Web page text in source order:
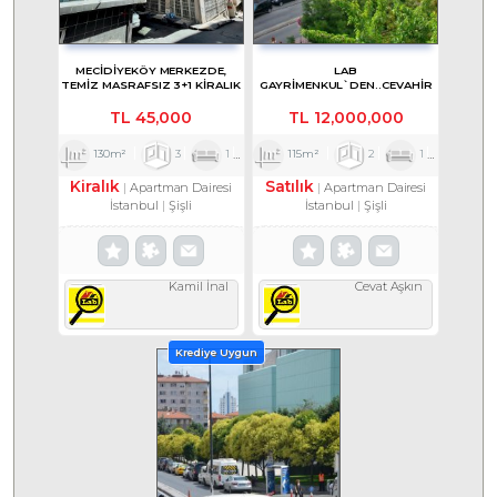
MECIDIYEKÖY MERKEZDE,
TEMIZ MASRAFSIZ 3+1 KIRALIK
TL 45,000
130m² 3 1 1
Kiralık
Apartman Dairesi
İstanbul
Şişli
Kamil İnal
LAB
GAYRIMENKUL`DEN..CEVAHİR
MASRAFSIZ DAİRE
TL 12,000,000
115m² 2 1
Satılık
Apartman Dairesi
İstanbul
Şişli
Cevat Aşkın
Krediye Uygun